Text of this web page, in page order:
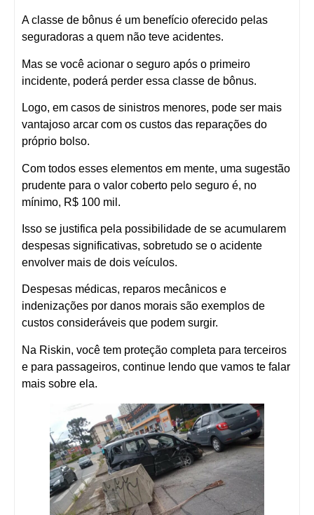
A classe de bônus é um benefício oferecido pelas
seguradoras a quem não teve acidentes.
Mas se você acionar o seguro após o primeiro
incidente, poderá perder essa classe de bônus.
Logo, em casos de sinistros menores, pode ser mais
vantajoso arcar com os custos das reparações do
próprio bolso.
Com todos esses elementos em mente, uma sugestão
prudente para o valor coberto pelo seguro é, no
mínimo, R$ 100 mil.
Isso se justifica pela possibilidade de se acumularem
despesas significativas, sobretudo se o acidente
envolver mais de dois veículos.
Despesas médicas, reparos mecânicos e
indenizações por danos morais são exemplos de
custos consideráveis que podem surgir.
Na Riskin, você tem proteção completa para terceiros
e para passageiros, continue lendo que vamos te falar
mais sobre ela.